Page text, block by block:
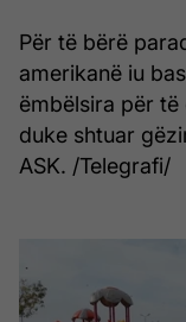
Për të bërë
amerikanë iu
ëmbëlsira për
duke shtuar
ASK. /Telegrafi/